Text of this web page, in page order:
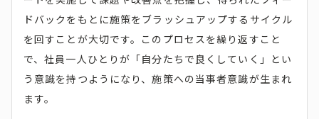
ドバックをもとに施策をブラッシュアップするサイクル
を回すことが大切です。このプロセスを繰り返すこと
で、社員一人ひとりが「自分たちで良くしていく」とい
う意識を持つようになり、施策への当事者意識が生まれ
ます。